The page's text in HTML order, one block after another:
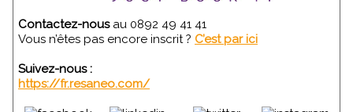
Contactez-nousau 0892 49 41 41
Vous n’êtes pas encore inscrit ? C’est par ici
Suivez-nous :
https://fr.resaneo.com/